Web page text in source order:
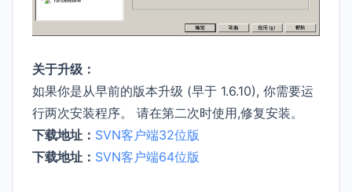
关于升级：
如果你是从早前的版本升级 (早于 1.6.10), 你需要运
行两次安装程序。 请在第二次时使用,修复安装。
下载地址： SVN客户端32位版
下载地址： SVN客户端64位版